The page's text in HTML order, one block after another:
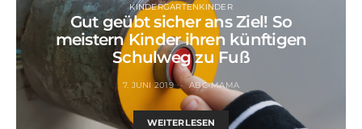
KINDERGARTENKINDER
Gut geübt sicher ans Ziel! So
meistern Kinder ihren künftigen
Schulweg zu Fuß
7. JUNI 2019 ABC-MAMA
WEITERLESEN